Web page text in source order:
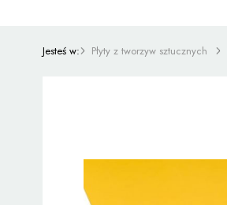
Jesteś w: Płyty z tworzyw sztucznych